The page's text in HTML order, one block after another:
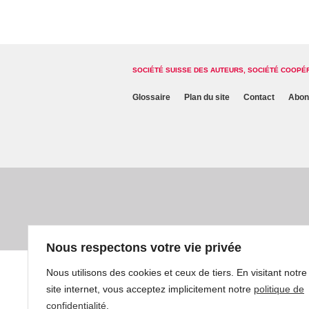
Nous respectons votre vie privée
Nous utilisons des cookies et ceux de tiers. En visitant notre
site internet, vous acceptez implicitement notre politique de
confidentialité
SOCIÉTÉ SUISSE DES AUTEURS, SOCIÉTÉ
Glossaire Plan du site Contact